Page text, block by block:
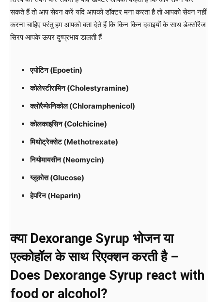
सकते हैं तो आप सेवन करें यदि आपको डॉक्टर मना करता है तो आपको सेवन नहीं
करना चाहिए परंतु हम आपको बता देते हैं कि किन किन दवाइयों के साथ डेक्सोरेंज
सिरप आपके ऊपर दुष्प्रभाव डालती हैं
एपोटिन (Epoetin)
कोलेस्टीरामिन (Cholestyramine)
क्लोरैम्फेनिकोल (Chloramphenicol)
कोलकाइसिन (Colchicine)
मिथोट्रेक्सेट (Methotrexate)
नियोमायसीन (Neomycin)
ग्लूकोस (Glucose)
हेपरिन (Heparin)
क्या Dexorange Syrup भोजन या
एल्कोहॉल के साथ रिएक्शन करती है –
Does Dexorange Syrup react with
food or alcohol?